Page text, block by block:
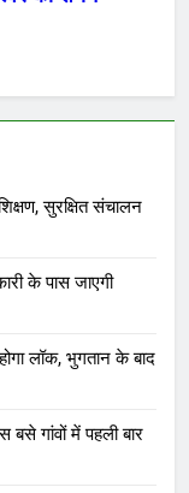
सुरक्षित संचालन
के पास जाएगी
लॉक, भुगतान के बाद
बसे गांवों में पहली बार